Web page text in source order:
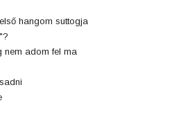
hangom suttogja
nem adom fel ma